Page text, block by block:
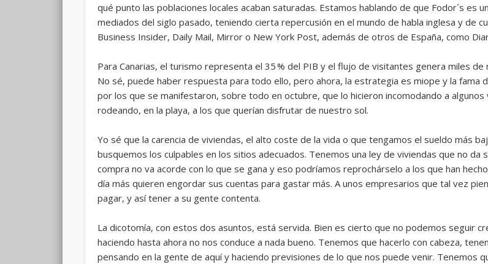
qué punto las poblaciones locales acaban saturadas. Estamos hablando de que Fodor´s es
mediados del siglo pasado, teniendo cierta repercusión en el mundo de habla inglesa y de
Business Insider, Daily Mail, Mirror o New York Post, además de otros de España, como
Para Canarias, el turismo representa el 35 % del PIB y el flujo de visitantes genera miles
No sé, puede haber respuesta para todo ello, pero ahora, la estrategia es miope y la fama
por los que se manifestaron, sobre todo en octubre, que lo hicieron incomodando a
rodeando, en la playa, a los que querían disfrutar de nuestro sol.
Yo sé que la carencia de viviendas, el alto coste de la vida o que tengamos el sueldo más
busquemos los culpables en los sitios adecuados. Tenemos una ley de viviendas que no
compra no va acorde con lo que se gana y eso podríamos reprochárselo a los que han
día más quieren engordar sus cuentas para gastar más. A unos empresarios que tal vez
pagar, y así tener a su gente contenta.
La dicotomía, con estos dos asuntos, está servida. Bien es cierto que no podemos seguir
haciendo hasta ahora no nos conduce a nada bueno. Tenemos que hacerlo con cabeza,
pensando en la gente de aquí y haciendo previsiones de lo que nos puede venir. Tenemos